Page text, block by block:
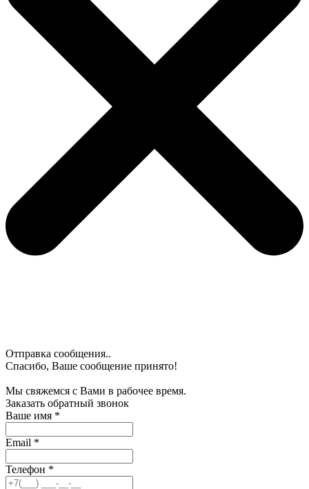
Отправка сообщения..
Спасибо, Ваше сообщение принято!
Мы свяжемся с Вами в рабочее время.
Заказать обратный звонок
Ваше имя *
Email *
Телефон *